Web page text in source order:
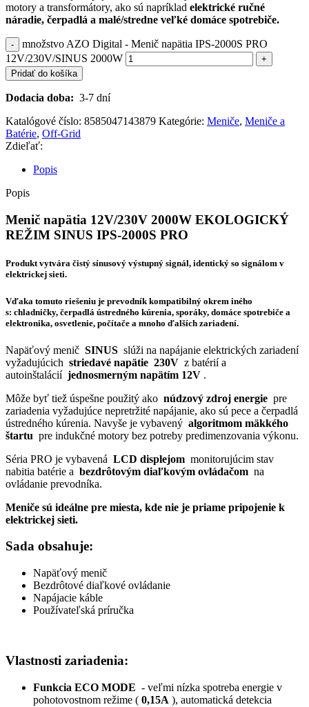
motory a transformátory, ako sú napríklad elektrické ručné
náradie, čerpadlá a malé/stredne veľké domáce spotrebiče.
množstvo AZO Digital - Menič napätia IPS-2000S PRO
12V/230V/SINUS 2000W
Pridať do košíka
Dodacia doba: 3-7 dní
Katalógové číslo: 8585047143879 Kategórie: Meniče, Meniče a
Batérie, Off-Grid
Zdieľať:
Popis
Popis
Menič napätia 12V/230V 2000W EKOLOGICKÝ
REŽIM SINUS IPS-2000S PRO
Produkt vytvára čistý sínusový výstupný signál, identický so signálom v
elektrickej sieti.
Vďaka tomuto riešeniu je prevodník kompatibilný okrem iného
s: chladničky, čerpadlá ústredného kúrenia, sporáky, domáce spotrebiče a
elektronika, osvetlenie, počítače a mnoho ďalších zariadení.
Napäťový menič SINUS slúži na napájanie elektrických zariadení
vyžadujúcich striedavé napätie 230V z batérií a
autoinštalácií jednosmerným napätím 12V .
Môže byť tiež úspešne použitý ako núdzový zdroj energie pre
zariadenia vyžadujúce nepretržité napájanie, ako sú pece a čerpadlá
ústredného kúrenia. Navyše je vybavený algoritmom mäkkého
štartu pre indukčné motory bez potreby predimenzovania výkonu.
Séria PRO je vybavená LCD displejom monitorujúcim stav
nabitia batérie a bezdrôtovým diaľkovým ovládačom na
ovládanie prevodníka.
Meniče sú ideálne pre miesta, kde nie je priame pripojenie k
elektrickej sieti.
Sada obsahuje:
Napäťový menič
Bezdrôtové diaľkové ovládanie
Napájacie káble
Používateľská príručka
Vlastnosti zariadenia:
Funkcia ECO MODE - veľmi nízka spotreba energie v
pohotovostnom režime ( 0,15A ), automatická detekcia